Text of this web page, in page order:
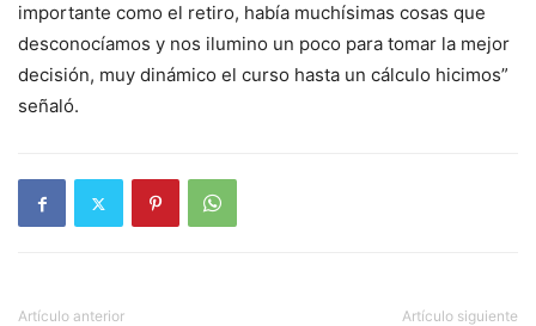
importante como el retiro, había muchísimas cosas que
desconocíamos y nos ilumino un poco para tomar la mejor
decisión, muy dinámico el curso hasta un cálculo hicimos”
señaló.
Artículo anterior Artículo siguiente